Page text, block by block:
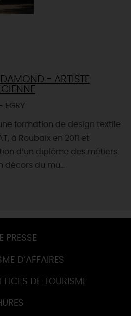
DAMOND - ARTISTE
EGRY
formation de design textile
à Roubaix en 2011 et
d’un diplôme des métiers
décors du mu...
PRESSE
D’AFFAIRES
DE TOURISME